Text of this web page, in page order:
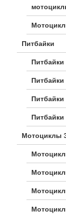
Питбайки
Питбайки
Питбайки
Питбайки
Питбайки
Мотоциклы